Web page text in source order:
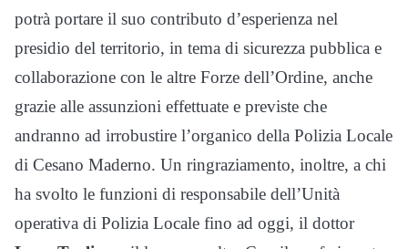
potrà portare il suo contributo d’esperienza nel
presidio del territorio, in tema di sicurezza pubblica e
collaborazione con le altre Forze dell’Ordine, anche
grazie alle assunzioni effettuate e previste che
andranno ad irrobustire l’organico della Polizia Locale
di Cesano Maderno. Un ringraziamento, inoltre, a chi
ha svolto le funzioni di responsabile dell’Unità
operativa di Polizia Locale fino ad oggi, il dottor